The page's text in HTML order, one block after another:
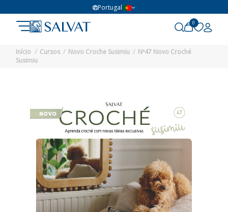
Portugal
0
Início Cursos Novo Croche Susimiu
Nº47 Novo Croché
Susimiu